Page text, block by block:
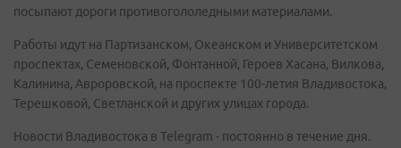
посыпают дороги противогололедными материалами.
Работы идут на Партизанском, Океанском и Университетском
проспектах, Семеновской, Фонтанной, Героев Хасана, Вилкова,
Калинина, Авроровской, на проспекте 100-летия Владивостока,
Терешковой, Светланской и других улицах города.
Новости Владивостока в Telegram - постоянно в течение дня.